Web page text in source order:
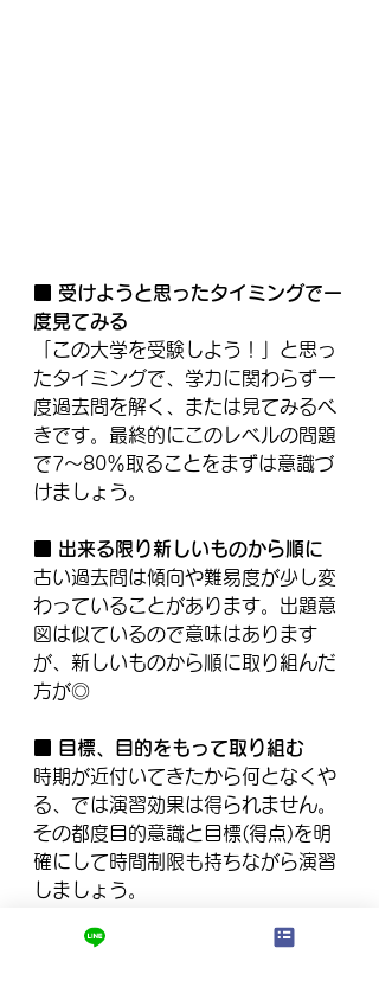
■ 受けようと思ったタイミングで一
度見てみる
「この大学を受験しよう！」と思っ
たタイミングで、学力に関わらず一
度過去問を解く、または見てみるべ
きです。最終的にこのレベルの問題
で7～80％取ることをまずは意識づ
けましょう。
■ 出来る限り新しいものから順に
古い過去問は傾向や難易度が少し変
わっていることがあります。出題意
図は似ているので意味はあります
が、新しいものから順に取り組んだ
方が◎
■ 目標、目的をもって取り組む
時期が近付いてきたから何となくや
る、では演習効果は得られません。
その都度目的意識と目標(得点)を明
確にして時間制限も持ちながら演習
しましょう。
■ 振り返りと復習が何より大切